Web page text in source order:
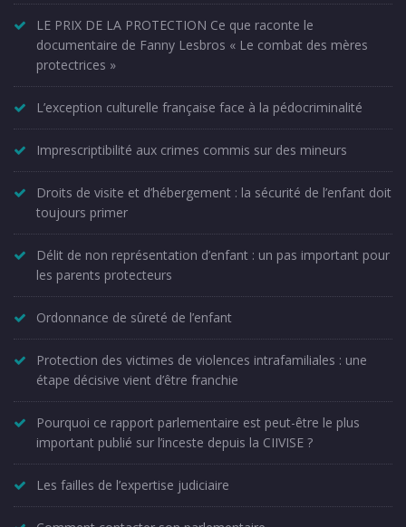
LE PRIX DE LA PROTECTION Ce que raconte le
documentaire de Fanny Lesbros « Le combat des mères
protectrices »
L’exception culturelle française face à la pédocriminalité
Imprescriptibilité aux crimes commis sur des mineurs
Droits de visite et d’hébergement : la sécurité de l’enfant doit
toujours primer
Délit de non représentation d’enfant : un pas important pour
les parents protecteurs
Ordonnance de sûreté de l’enfant
Protection des victimes de violences intrafamiliales : une
étape décisive vient d’être franchie
Pourquoi ce rapport parlementaire est peut-être le plus
important publié sur l’inceste depuis la CIIVISE ?
Les failles de l’expertise judiciaire